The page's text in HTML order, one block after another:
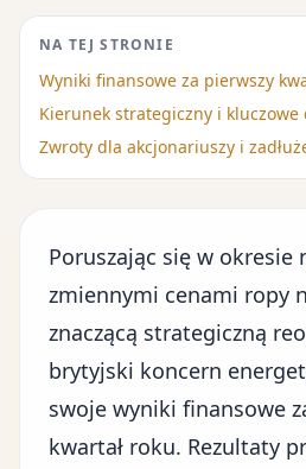
NA TEJ STRONIE
Wyniki finansowe za pierwszy
Kierunek strategiczny i
Zwroty dla akcjonariuszy i
Poruszając się w okresie
zmiennymi cenami ropy
znaczącą strategiczną
brytyjski koncern
swoje wyniki finansowe
kwartał roku. Rezultaty